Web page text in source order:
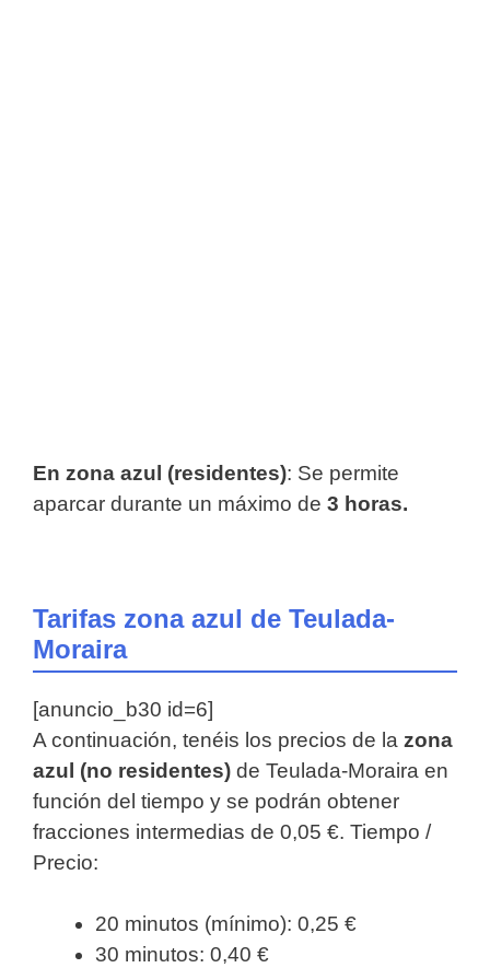
En zona azul (residentes): Se permite
aparcar durante un máximo de 3 horas.
Tarifas zona azul de Teulada-
Moraira
[anuncio_b30 id=6]
A continuación, tenéis los precios de la zona
azul (no residentes) de Teulada-Moraira en
función del tiempo y se podrán obtener
fracciones intermedias de 0,05 €. Tiempo /
Precio:
20 minutos (mínimo): 0,25 €
30 minutos: 0,40 €